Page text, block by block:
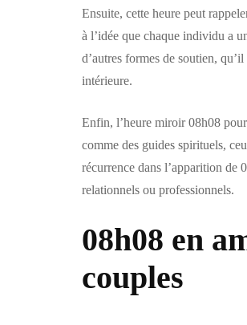
Ensuite, cette heure peut
à l’idée que chaque individu a
d’autres formes de soutien,
intérieure.
Enfin, l’heure miroir 08h08
comme des guides spirituels,
récurrence dans l’apparition de
relationnels ou professionnels.
08h08 en
couples